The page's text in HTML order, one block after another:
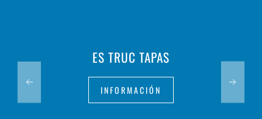
ES TRUC TAPAS
INFORMACIÓN